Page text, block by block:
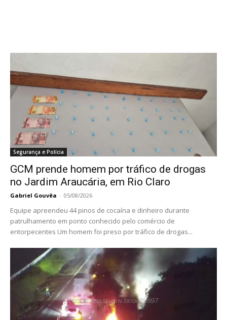
Segurança e Polícia
GCM prende homem por tráfico de drogas
no Jardim Araucária, em Rio Claro
Gabriel Gouvêa - 05/08/2026
Equipe apreendeu 44 pinos de cocaína e dinheiro durante
patrulhamento em ponto conhecido pelo comércio de
entorpecentes Um homem foi preso por tráfico de drogas...